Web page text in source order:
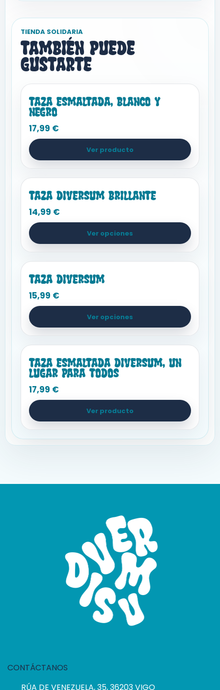
TIENDA SOLIDARIA
También puede
gustarte
Hogar y Cocina
Taza esmaltada, Blanco y
negro
17,99 €
Ver producto
Hogar y Cocina
Taza Diversum brillante
14,99 €
Ver opciones
Hogar y Cocina
Taza Diversum
15,99 €
Ver opciones
Hogar y Cocina
Taza esmaltada Diversum, Un
lugar para todos
17,99 €
Ver producto
CONTÁCTANOS
RÚA DE VENEZUELA, 35, 36203 VIGO